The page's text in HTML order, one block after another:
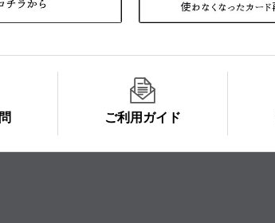
ご利用ガイド